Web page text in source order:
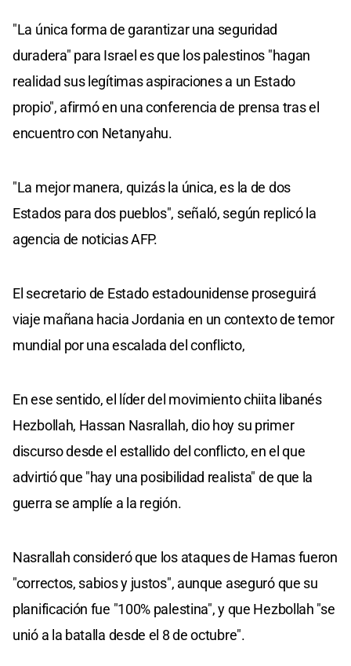
"La única forma de garantizar una seguridad
duradera" para Israel es que los palestinos "hagan
realidad sus legítimas aspiraciones a un Estado
propio", afirmó en una conferencia de prensa tras el
encuentro con Netanyahu.
"La mejor manera, quizás la única, es la de dos
Estados para dos pueblos", señaló, según replicó la
agencia de noticias AFP.
El secretario de Estado estadounidense proseguirá
viaje mañana hacia Jordania en un contexto de temor
mundial por una escalada del conflicto,
En ese sentido, el líder del movimiento chiita libanés
Hezbollah, Hassan Nasrallah, dio hoy su primer
discurso desde el estallido del conflicto, en el que
advirtió que "hay una posibilidad realista" de que la
guerra se amplíe a la región.
Nasrallah consideró que los ataques de Hamas fueron
"correctos, sabios y justos", aunque aseguró que su
planificación fue "100% palestina", y que Hezbollah "se
unió a la batalla desde el 8 de octubre".